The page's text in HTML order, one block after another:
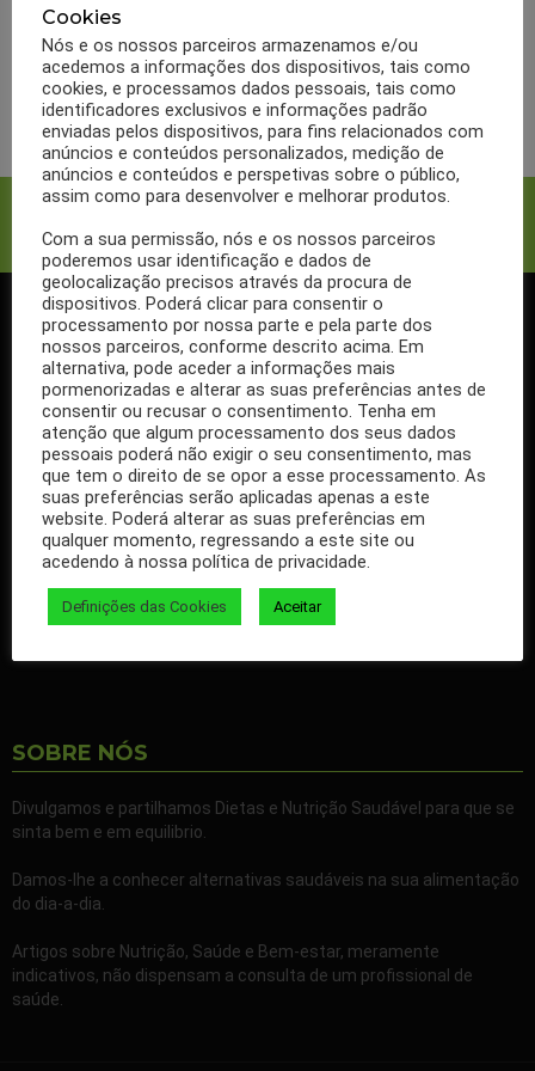
reduzir o colesterol
LER MAIS
SIGA-NOS NO FACEBOOK
Se ainda não segue a nossa página de Facebook, não espere mais!
Basta clicar no botão Seguir em cima.
Ao seguir a nossa página passa a receber gratuitamente os
nossos artigos no seu Facebook.
Partilhe também a nossa página com todos os seus familiares e
amigos.
SOBRE NÓS
Divulgamos e partilhamos Dietas e Nutrição Saudável para que se
sinta bem e em equilibrio.
Damos-lhe a conhecer alternativas saudáveis na sua alimentação
do dia-a-dia.
Artigos sobre Nutrição, Saúde e Bem-estar, meramente
indicativos, não dispensam a consulta de um profissional de
saúde.
Cookies
Nós e os nossos parceiros armazenamos e/ou
acedemos a informações dos dispositivos, tais como
cookies, e processamos dados pessoais, tais como
identificadores exclusivos e informações padrão
enviadas pelos dispositivos, para fins relacionados com
anúncios e conteúdos personalizados, medição de
anúncios e conteúdos e perspetivas sobre o público,
assim como para desenvolver e melhorar produtos.
Com a sua permissão, nós e os nossos parceiros
poderemos usar identificação e dados de
geolocalização precisos através da procura de
dispositivos. Poderá clicar para consentir o
processamento por nossa parte e pela parte dos
nossos parceiros, conforme descrito acima. Em
alternativa, pode aceder a informações mais
pormenorizadas e alterar as suas preferências antes de
consentir ou recusar o consentimento. Tenha em
atenção que algum processamento dos seus dados
pessoais poderá não exigir o seu consentimento, mas
que tem o direito de se opor a esse processamento. As
suas preferências serão aplicadas apenas a este
website. Poderá alterar as suas preferências em
qualquer momento, regressando a este site ou
acedendo à nossa política de privacidade.
Definições das Cookies Aceitar